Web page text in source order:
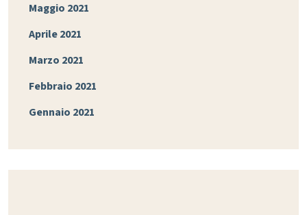
Maggio 2021
Aprile 2021
Marzo 2021
Febbraio 2021
Gennaio 2021